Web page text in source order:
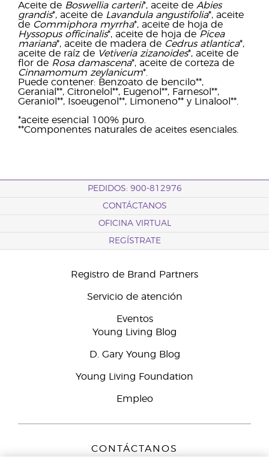
Aceite de Boswellia carterii*, aceite de Abies
grandis*, aceite de Lavandula angustifolia*, aceite
de Commiphora myrrha*, aceite de hoja de
Hyssopus officinalis*, aceite de hoja de Picea
mariana*, aceite de madera de Cedrus atlantica*,
aceite de raíz de Vetiveria zizanoides*, aceite de
flor de Rosa damascena*, aceite de corteza de
Cinnamomum zeylanicum*.
Puede contener: Benzoato de bencilo**,
Geranial**, Citronelol**, Eugenol**, Farnesol**,
Geraniol**, Isoeugenol**, Limoneno** y Linalool**.
*aceite esencial 100% puro.
**Componentes naturales de aceites esenciales.
PEDIDOS: 900-812976
CONTÁCTANOS
OFICINA VIRTUAL
REGÍSTRATE
Registro de Brand Partners
Servicio de atención
Eventos
Young Living Blog
D. Gary Young Blog
Young Living Foundation
Empleo
CONTÁCTANOS